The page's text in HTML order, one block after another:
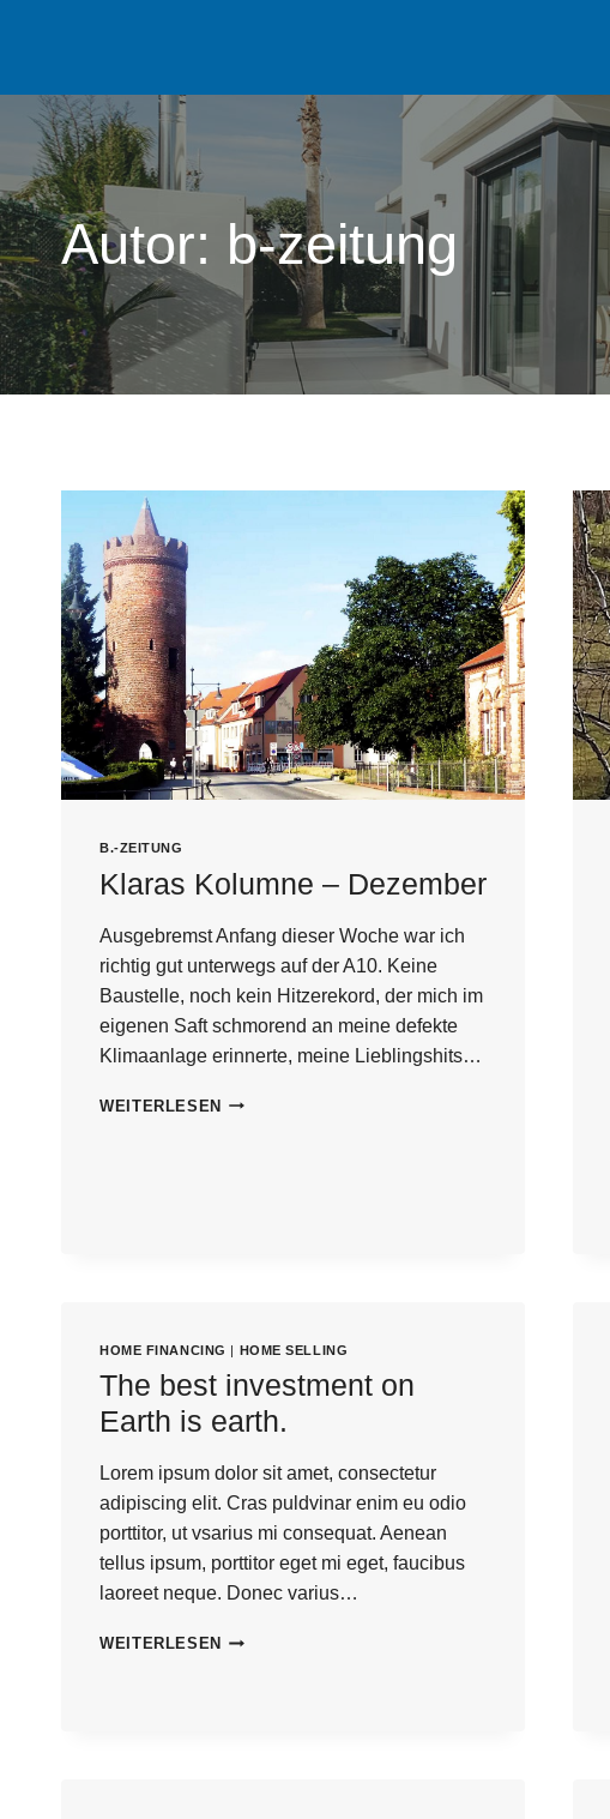
Autor: b-zeitung
B.-ZEITUNG
Klaras Kolumne – Dezember
Ausgebremst Anfang dieser Woche war ich
richtig gut unterwegs auf der A10. Keine
Baustelle, noch kein Hitzerekord, der mich im
eigenen Saft schmorend an meine defekte
Klimaanlage erinnerte, meine Lieblingshits…
WEITERLESEN KLARAS
HOME FINANCING | HOME SELLING
The best investment on
Earth is earth.
Lorem ipsum dolor sit amet, consectetur
adipiscing elit. Cras puldvinar enim eu odio
porttitor, ut vsarius mi consequat. Aenean
tellus ipsum, porttitor eget mi eget, faucibus
laoreet neque. Donec varius…
WEITERLESEN THE